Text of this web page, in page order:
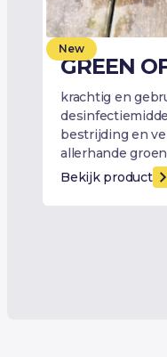
New
GREEN
krachtig en
bestrijding en
allerhande
Bekijk product